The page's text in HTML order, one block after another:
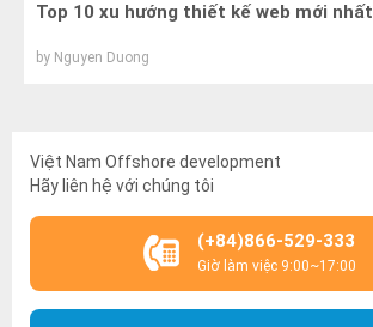
Top 10 xu hướng thiết kế web mới nhất
by Nguyen Duong
Việt Nam Offshore development
Hãy liên hệ với chúng tôi
(+84)866-529-333
Giờ làm việc 9:00~17:00